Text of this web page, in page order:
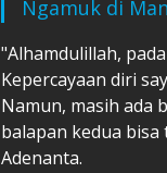
Ngamuk di
"Alhamdulillah,
Kepercayaan diri
Namun, masih ada
balapan kedua
Adenanta.